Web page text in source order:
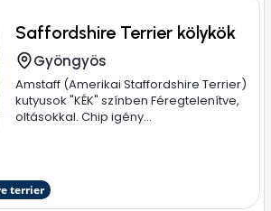
Saffordshire Terrier kölykök
Gyöngyös
Amstaff (Amerikai Staffordshire Terrier)
kutyusok "KÉK" színben Féregtelenítve,
oltásokkal. Chip igény...
terrier